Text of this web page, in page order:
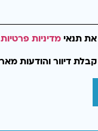
תנאימדיניות פרטיות
דיוור והודעות